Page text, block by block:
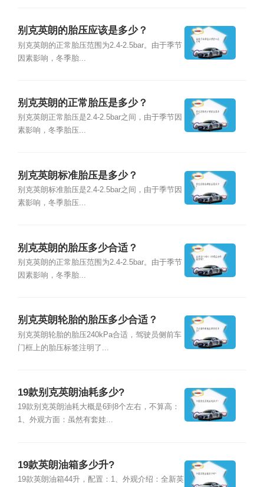
别克英朗的胎压应该是多少？
别克英朗的正常胎压范围为2.4-2.5bar。由于季节
因素影响，冬季胎...
别克英朗的正常胎压是多少？
别克英朗正常胎压是2.4-2.5bar之间，由于季节因
素影响，冬季胎压...
别克英朗标准胎压是多少？
别克英朗标准胎压是2.4-2.5bar之间，由于季节因
素影响，冬季胎压...
别克英朗的胎压多少合适？
别克英朗的正常胎压范围为2.4-2.5bar。由于季节
因素影响，冬季胎...
别克英朗轮胎的胎压多少合适？
别克英朗轮胎的胎压240kPa合适，驾驶员侧前车
门框上的胎压标签注明了...
19款别克英朗油耗多少?
19款别克英朗油耗大概是6到8个左右，不算高：
1、外观方面：虽然有套娃...
19款英朗油箱多少升?
19款英朗油箱44升，配置：1、外观介绍：全新英